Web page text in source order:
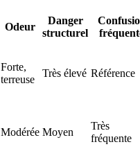
Odeur
Danger
structurel
Forte,
terreuse
Très élevé Référence
Modérée Moyen
Très
fréquente